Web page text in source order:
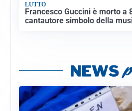
LUTTO
Francesco Guccini è morto a
cantautore simbolo della